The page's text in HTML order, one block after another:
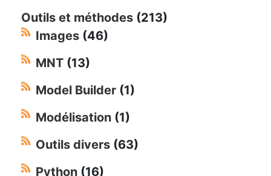
Outils et méthodes (213)
Images (46)
MNT (13)
Model Builder (1)
Modélisation (1)
Outils divers (63)
Python (16)